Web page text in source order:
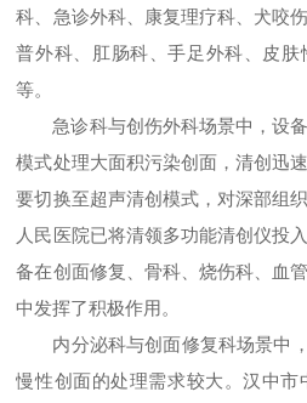
科、急诊外科、康复理疗科、犬咬
普外科、肛肠科、手足外科、皮
等。
急诊科与创伤外科场景中，设
模式处理大面积污染创面，清创迅
要切换至超声清创模式，对深部组
人民医院已将清领多功能清创仪投
备在创面修复、骨科、烧伤科、血
中发挥了积极作用。
内分泌科与创面修复科场景中
慢性创面的处理需求较大。汉中市